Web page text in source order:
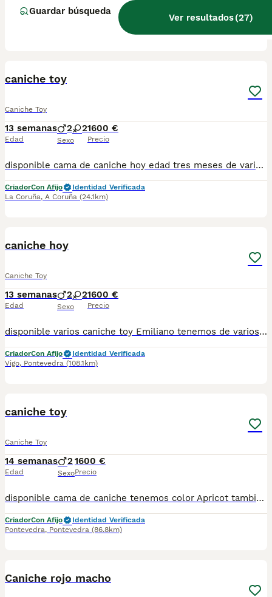
Guardar búsqueda
Ver resultados(27)
Identidad Verificada
caniche toy
Caniche Toy
13 semanas
Edad
2 2
Sexo
1600 €
Precio
disponible cama de caniche hoy edad tres meses de varios colores tenemos color apticot y rojo están vacunados desparasitado se entrega con cartilla sanitaria pasaporte microchip garantías son sanos y activos. Están listos para la entrega para cualquier forma no formación llámanos en número622220217 precio desde 1600 macho hembra desde 1800
CriadorCon Afijo
Identidad Verificada
La Coruña, A Coruña (24.1km)
caniche hoy
Caniche Toy
13 semanas
Edad
2 2
Sexo
1600 €
Precio
disponible varios caniche toy Emiliano tenemos de varios tipos de caniche varios colores centro de cria especializado en caniche. Estamos en Galicia. Los perros están listos para la entrega con dos vacunas pasaporte, microchip y garantías. Si estás interesado llámanos al número 622220217 Precio desde 1600
CriadorCon Afijo
Identidad Verificada
Vigo, Pontevedra (108.1km)
caniche toy
Caniche Toy
14 semanas
Edad
2
Sexo
1600 €
Precio
disponible cama de caniche tenemos color Apricot también tenemos color rojo están desparasitado tienen dos vacunas listos para la entrega sanos y activos muy bellos precio macho desde 1600 hembra precio desde 1800
CriadorCon Afijo
Identidad Verificada
Pontevedra, Pontevedra (86.8km)
Caniche rojo macho